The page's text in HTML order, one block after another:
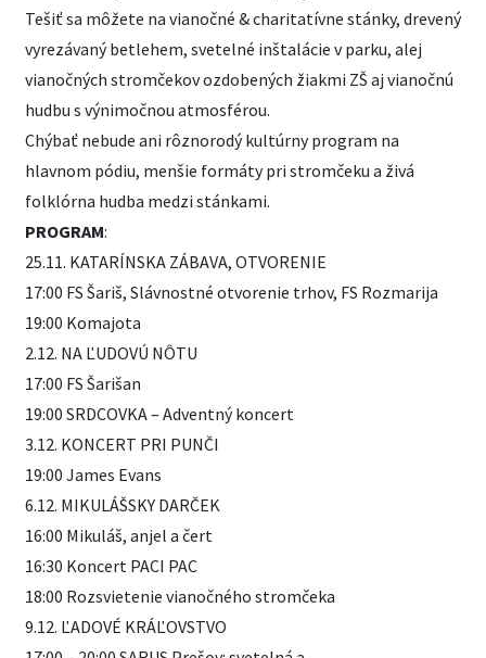
Tešiť sa môžete na vianočné & charitatívne stánky, drevený
vyrezávaný betlehem, svetelné inštalácie v parku, alej
vianočných stromčekov ozdobených žiakmi ZŠ aj vianočnú
hudbu s výnimočnou atmosférou.
Chýbať nebude ani rôznorodý kultúrny program na
hlavnom pódiu, menšie formáty pri stromčeku a živá
folklórna hudba medzi stánkami.
PROGRAM:
25.11. KATARÍNSKA ZÁBAVA, OTVORENIE
17:00 FS Šariš, Slávnostné otvorenie trhov, FS Rozmarija
19:00 Komajota
2.12. NA ĽUDOVÚ NÔTU
17:00 FS Šarišan
19:00 SRDCOVKA – Adventný koncert
3.12. KONCERT PRI PUNČI
19:00 James Evans
6.12. MIKULÁŠSKY DARČEK
16:00 Mikuláš, anjel a čert
16:30 Koncert PACI PAC
18:00 Rozsvietenie vianočného stromčeka
9.12. ĽADOVÉ KRÁĽOVSTVO